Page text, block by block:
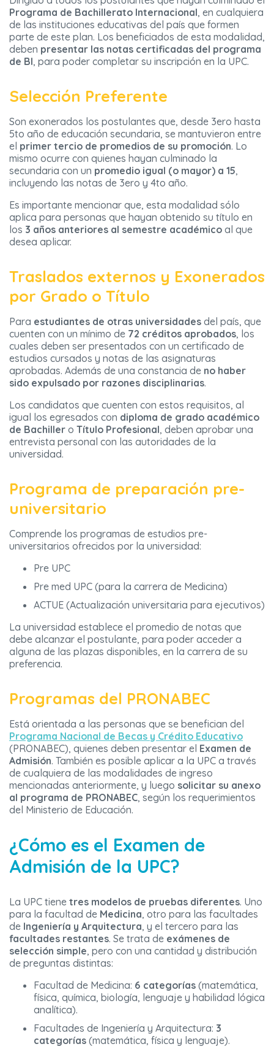
Programa de Bachillerato Internacional, en cualquiera
de las instituciones educativas del país que formen
parte de este plan. Los beneficiados de esta modalidad,
deben presentar las notas certificadas del programa
de BI, para poder completar su inscripción en la UPC.
Selección Preferente
Son exonerados los postulantes que, desde 3ero hasta
5to año de educación secundaria, se mantuvieron entre
el primer tercio de promedios de su promoción. Lo
mismo ocurre con quienes hayan culminado la
secundaria con un promedio igual (o mayor) a 15,
incluyendo las notas de 3ero y 4to año.
Es importante mencionar que, esta modalidad sólo
aplica para personas que hayan obtenido su título en
los 3 años anteriores al semestre académico al que
desea aplicar.
Traslados externos y Exonerados
por Grado o Título
Para estudiantes de otras universidades del país, que
cuenten con un mínimo de 72 créditos aprobados, los
cuales deben ser presentados con un certificado de
estudios cursados y notas de las asignaturas
aprobadas. Además de una constancia de no haber
sido expulsado por razones disciplinarias.
Los candidatos que cuenten con estos requisitos, al
igual los egresados con diploma de grado académico
de Bachiller o Título Profesional, deben aprobar una
entrevista personal con las autoridades de la
universidad.
Programa de preparación pre-
universitario
Comprende los programas de estudios pre-
universitarios ofrecidos por la universidad:
Pre UPC
Pre med UPC (para la carrera de Medicina)
ACTUE (Actualización universitaria para ejecutivos)
La universidad establece el promedio de notas que
debe alcanzar el postulante, para poder acceder a
alguna de las plazas disponibles, en la carrera de su
preferencia.
Programas del PRONABEC
Está orientada a las personas que se benefician del
Programa Nacional de Becas y Crédito Educativo
(PRONABEC), quienes deben presentar el Examen de
Admisión. También es posible aplicar a la UPC a través
de cualquiera de las modalidades de ingreso
mencionadas anteriormente, y luego solicitar su anexo
al programa de PRONABEC, según los requerimientos
del Ministerio de Educación.
¿Cómo es el Examen de
Admisión de la UPC?
La UPC tiene tres modelos de pruebas diferentes. Uno
para la facultad de Medicina, otro para las facultades
de Ingeniería y Arquitectura, y el tercero para las
facultades restantes. Se trata de exámenes de
selección simple, pero con una cantidad y distribución
de preguntas distintas:
Facultad de Medicina: 6 categorías (matemática,
física, química, biología, lenguaje y habilidad lógica
analítica).
Facultades de Ingeniería y Arquitectura: 3
categorías (matemática, física y lenguaje).